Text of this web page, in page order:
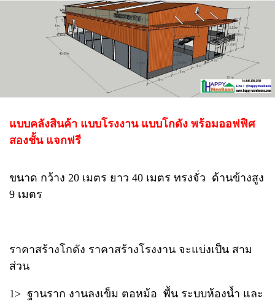
แบบคลังสินค้า แบบโรงงาน แบบโกดัง พร้อมออฟฟิศ
สองชั้น แจกฟรี
ขนาด กว้าง 20 เมตร ยาว 40 เมตร ทรงจั่ว ด้านข้างสูง
9 เมตร
ราคาสร้างโกดัง ราคาสร้างโรงงาน จะแบ่งเป็น สาม
ส่วน
1> ฐานราก งานลงเข็ม ตอหม้อ พื้น ระบบห้องน้ำ และ